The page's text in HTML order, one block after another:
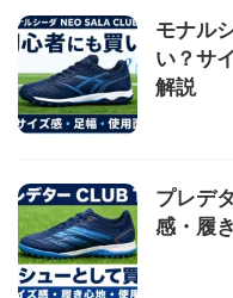
モナル
い？サ
解説
プレデ
感・履